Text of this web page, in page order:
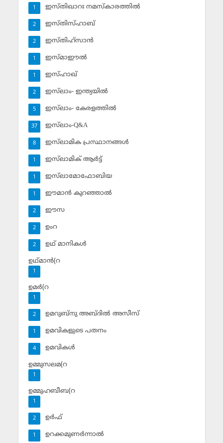
ഇസ്തിഖാറഃ നമസ്‌കാരത്തില്‍
1
ഇസ്തിസ്ഹാബ്
2
ഇസ്തിഹ്‌സാന്‍
2
ഇസ്മാഈല്‍
1
ഇസ്ഹാഖ്‌
1
ഇസ്‌ലാം- ഇന്ത്യയില്‍
2
ഇസ്‌ലാം- കേരളത്തില്‍
5
ഇസ്‌ലാം-Q&A
37
ഇസ്‌ലാമിക പ്രസ്ഥാനങ്ങള്‍
8
ഇസ്‌ലാമിക് ആര്‍ട്ട്
1
ഇസ്‌ലാമോഫോബിയ
1
ഈമാന്‍ കുറഞ്ഞാല്‍
1
ഈസ
2
ഉംറ
2
ഉഥ് മാനികള്‍
2
ഉഥ്മാന്‍(റ
1
ഉമര്‍(റ
1
ഉമറുബ്‌നു അബ്ദില്‍ അസീസ്‌
2
ഉമവികളുടെ പതനം
1
ഉമവികള്‍
4
ഉമ്മുസലമ(റ
1
ഉമ്മുഹബീബ(റ
1
ഉര്‍ഫ്
2
ഉറക്കമുണര്‍ന്നാല്‍
1